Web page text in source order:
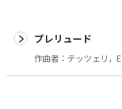
プレリュード
作曲者： テッツェリ，E